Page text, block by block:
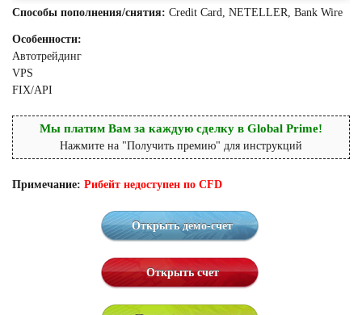
Способы пополнения/снятия: Credit Card, NETELLER, Bank Wire
Особенности:
Автотрейдинг
VPS
FIX/API
Мы платим Вам за каждую сделку в Global Prime!
Нажмите на "Получить премию" для инструкций
Примечание: Рибейт недоступен по CFD
Открыть демо-счет
Открыть счет